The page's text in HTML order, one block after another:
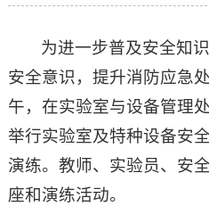
为进一步普及安全知
安全意识，提升消防应急
午，在实验室与设备管理
举行实验室及特种设备安
演练。教师、实验员、安
座和演练活动。